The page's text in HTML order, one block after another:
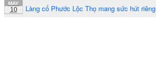
MAY
10 Làng cổ Phước Lộc Thọ mang sức hút riêng